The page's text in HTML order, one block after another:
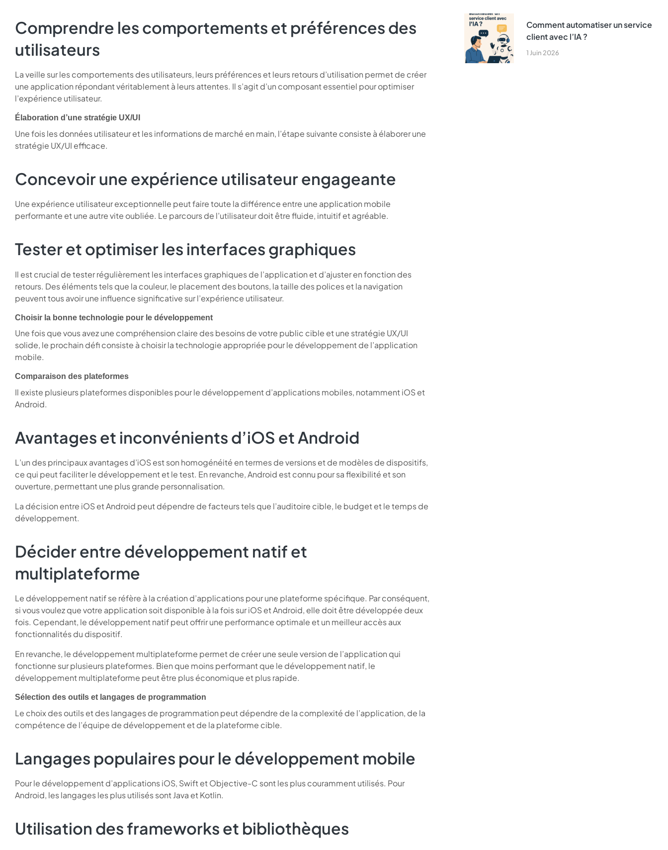
Comprendre les comportements et préférences des
utilisateurs
La veille sur les comportements des utilisateurs, leurs préférences et leurs retours d’utilisation permet de créer
une application répondant véritablement à leurs attentes. Il s’agit d’un composant essentiel pour optimiser
l’expérience utilisateur.
Élaboration d’une stratégie UX/UI
Une fois les données utilisateur et les informations de marché en main, l’étape suivante consiste à élaborer une
stratégie UX/UI efficace.
Concevoir une expérience utilisateur engageante
Une expérience utilisateur exceptionnelle peut faire toute la différence entre une application mobile
performante et une autre vite oubliée. Le parcours de l’utilisateur doit être fluide, intuitif et agréable.
Tester et optimiser les interfaces graphiques
Il est crucial de tester régulièrement les interfaces graphiques de l’application et d’ajuster en fonction des
retours. Des éléments tels que la couleur, le placement des boutons, la taille des polices et la navigation
peuvent tous avoir une influence significative sur l’expérience utilisateur.
Choisir la bonne technologie pour le développement
Une fois que vous avez une compréhension claire des besoins de votre public cible et une stratégie UX/UI
solide, le prochain défi consiste à choisir la technologie appropriée pour le développement de l’application
mobile.
Comparaison des plateformes
Il existe plusieurs plateformes disponibles pour le développement d’applications mobiles, notamment iOS et
Android.
Avantages et inconvénients d’iOS et Android
L’un des principaux avantages d’iOS est son homogénéité en termes de versions et de modèles de dispositifs,
ce qui peut faciliter le développement et le test. En revanche, Android est connu pour sa flexibilité et son
ouverture, permettant une plus grande personnalisation.
La décision entre iOS et Android peut dépendre de facteurs tels que l’auditoire cible, le budget et le temps de
développement.
Décider entre développement natif et
multiplateforme
Le développement natif se réfère à la création d’applications pour une plateforme spécifique. Par conséquent,
si vous voulez que votre application soit disponible à la fois sur iOS et Android, elle doit être développée deux
fois. Cependant, le développement natif peut offrir une performance optimale et un meilleur accès aux
fonctionnalités du dispositif.
En revanche, le développement multiplateforme permet de créer une seule version de l’application qui
fonctionne sur plusieurs plateformes. Bien que moins performant que le développement natif, le
développement multiplateforme peut être plus économique et plus rapide.
Sélection des outils et langages de programmation
Le choix des outils et des langages de programmation peut dépendre de la complexité de l’application, de la
compétence de l’équipe de développement et de la plateforme cible.
Langages populaires pour le développement mobile
Pour le développement d’applications iOS, Swift et Objective-C sont les plus couramment utilisés. Pour
Android, les langages les plus utilisés sont Java et Kotlin.
Utilisation des frameworks et bibliothèques
1 Juin 2026
Comment automatiser un service
client avec l’IA ?